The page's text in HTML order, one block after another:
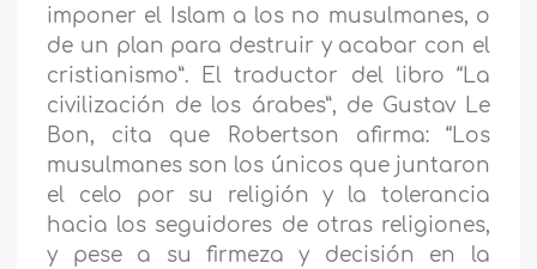
imponer el Islam a los no musulmanes, o
de un plan para destruir y acabar con el
cristianismo”. El traductor del libro “La
civilización de los árabes”, de Gustav Le
Bon, cita que Robertson afirma: “Los
musulmanes son los únicos que juntaron
el celo por su religión y la tolerancia
hacia los seguidores de otras religiones,
y pese a su firmeza y decisión en la